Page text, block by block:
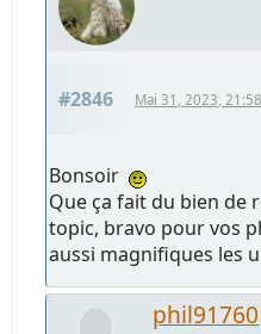
#2846 Mai 31, 2023,
Bonsoir
Que ça fait du bien de
topic, bravo pour vos
aussi magnifiques les
phil91760